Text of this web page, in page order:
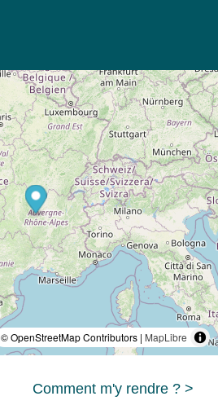
© OpenStreetMap Contributors | MapLibre
Comment m'y rendre ? >